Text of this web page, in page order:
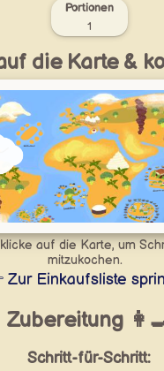
Portionen
1
die Karte &
auf die Karte, um
mitzukochen.
Zur Einkaufsliste
Zubereitung
Schritt-für-Schritt: